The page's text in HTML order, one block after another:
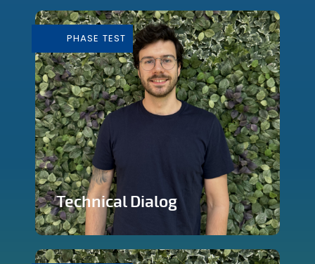
durable
En savoir plus
PHASE TEST
Technical Dialog
artistique